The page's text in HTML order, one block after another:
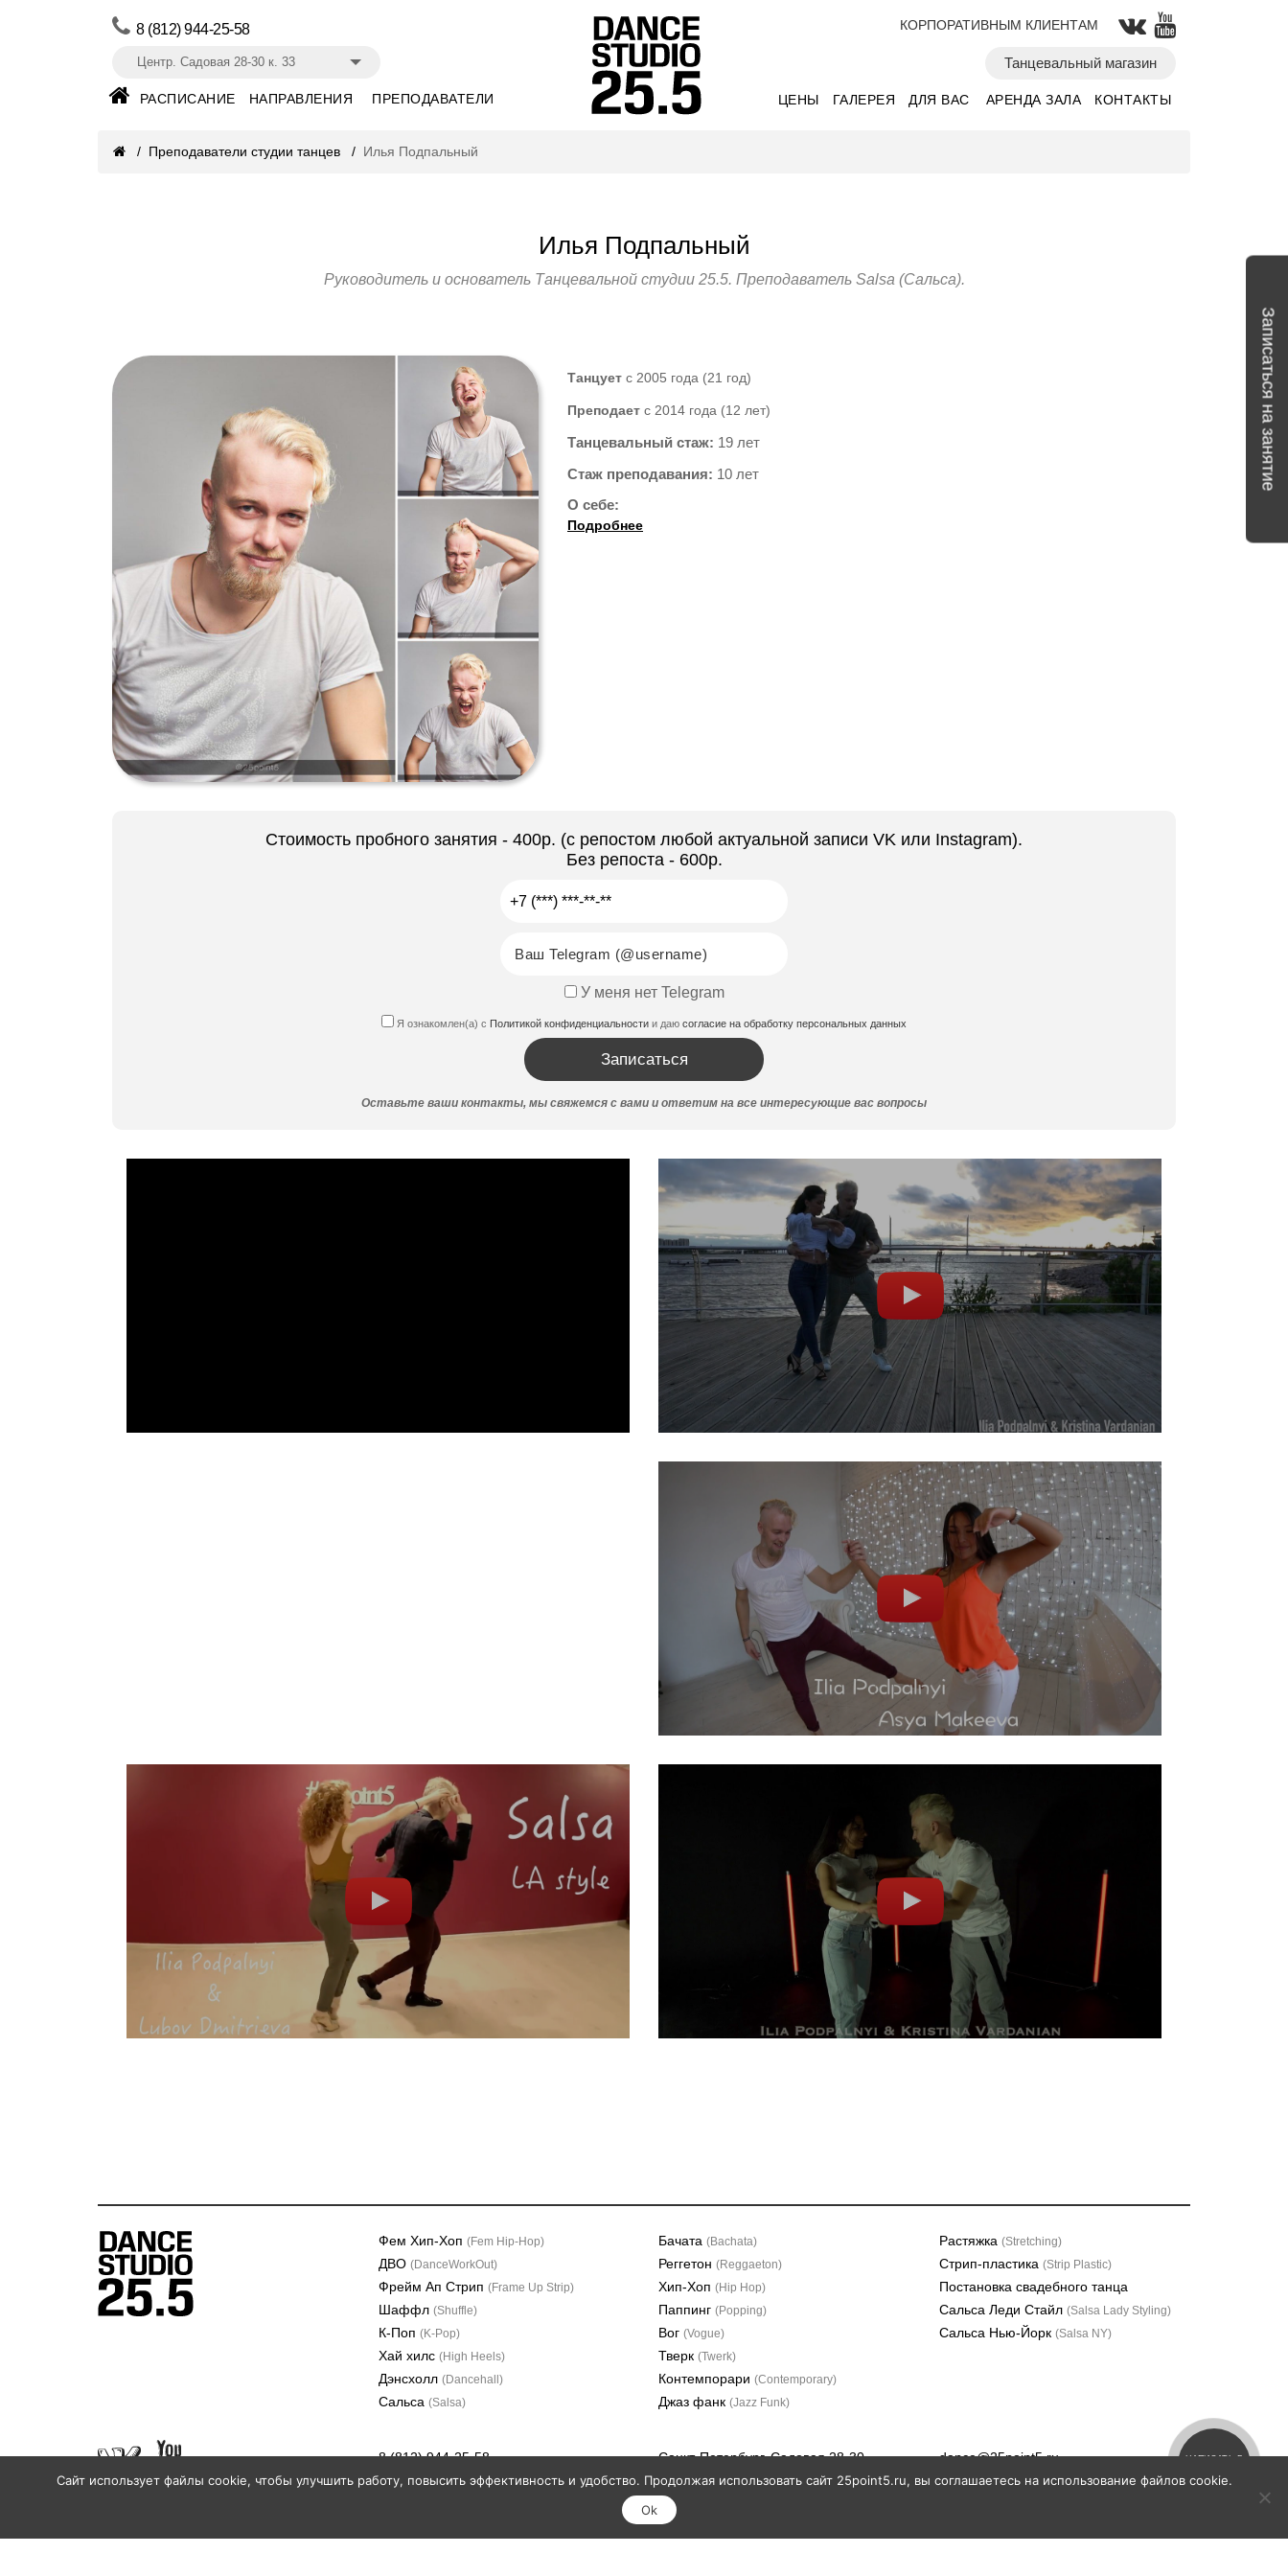
8 (812) 944-25-58
Центр. Садовая 28-30 к. 33 Танцевальный магазин
КОРПОРАТИВНЫМ КЛИЕНТАМ
РАСПИСАНИЕ НАПРАВЛЕНИЯ ПРЕПОДАВАТЕЛИ ЦЕНЫ ГАЛЕРЕЯ ДЛЯ ВАС АРЕНДА ЗАЛА КОНТАКТЫ
Преподаватели студии танцев Илья Подпальный
Илья Подпальный
Руководитель и основатель Танцевальной студии 25.5. Преподаватель Salsa (Сальса).
Танцует с 2005 года (21 год)
Преподает с 2014 года (12 лет)
Танцевальный стаж: 19 лет
Стаж преподавания: 10 лет
О себе:
Подробнее
Стоимость пробного занятия - 400р. (с репостом любой актуальной записи VK или Instagram).
Без репоста - 600р.
У меня нет Telegram
Я ознакомлен(а) с Политикой конфиденциальности и даю согласие на обработку персональных данных
Оставьте ваши контакты, мы свяжемся с вами и ответим на все интересующие вас вопросы
Фем Хип-Хоп (Fem Hip-Hop)
ДВО (DanceWorkOut)
Фрейм Ап Стрип (Frame Up Strip)
Шаффл (Shuffle)
К-Поп (K-Pop)
Хай хилс (High Heels)
Дэнсхолл (Dancehall)
Сальса (Salsa)
Бачата (Bachata)
Реггетон (Reggaeton)
Хип-Хоп (Hip Hop)
Паппинг (Popping)
Вог (Vogue)
Тверк (Twerk)
Контемпорари (Contemporary)
Джаз фанк (Jazz Funk)
Растяжка (Stretching)
Стрип-пластика (Strip Plastic)
Постановка свадебного танца
Сальса Леди Стайл (Salsa Lady Styling)
Сальса Нью-Йорк (Salsa NY)
8 (812) 944-25-58
Санкт-Петербург, Садовая 28-30,
корпус 33, этаж 4
dance@25point5.ru
Записаться на занятие
НАПИСАТЬ В
Cайт использует файлы cookie, чтобы улучшить работу, повысить эффективность и удобство. Продолжая использовать сайт 25point5.ru, вы соглашаетесь на использование файлов cookie.
Ok